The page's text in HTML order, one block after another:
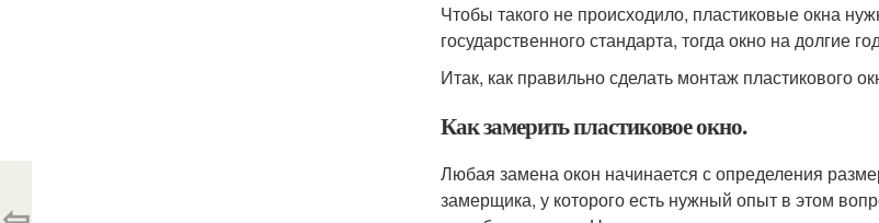
Чтобы такого не происходило, пластиковые окна
государственного стандарта, тогда окно на
Итак, как правильно сделать монтаж пластикового
Как замерить пластиковое окно.
Любая замена окон начинается с определения
замерщика, у которого есть нужный опыт в этом